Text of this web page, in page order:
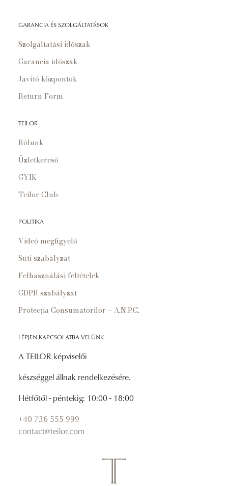
GARANCIA ÉS SZOLGÁLTATÁSOK
Szolgáltatási időszak
Garancia időszak
Javító központok
Return Form
TEILOR
Rólunk
Üzletkereső
GYIK
Teilor Club
POLITIKA
Videó megfigyelő
Süti szabályzat
Felhasználási feltételek
GDPR szabályzat
Protecția Consumatorilor – A.N.P.C.
LÉPJEN KAPCSOLATBA VELÜNK
A TEILOR képviselői
készséggel állnak rendelkezésére.
Hétfőtől - péntekig: 10:00 - 18:00
+40 736 555 999
contact@teilor.com